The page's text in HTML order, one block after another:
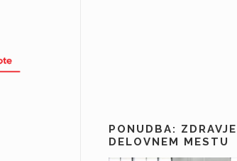
PONUDBA:
DELOVNEM MESTU